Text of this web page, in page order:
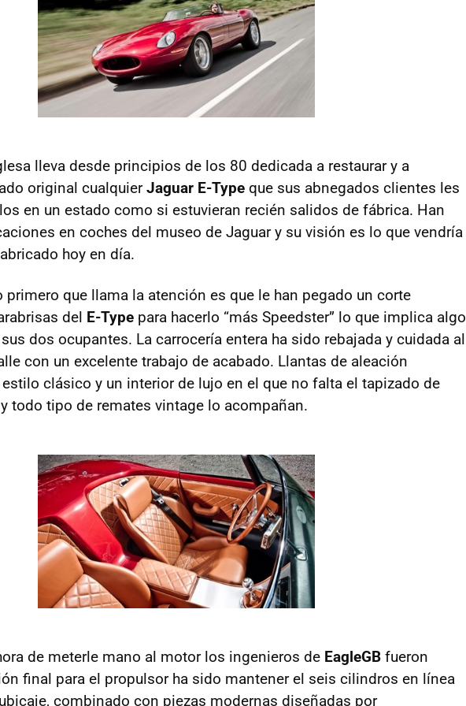
lleva desde principios de los 80 dedicada a restaurar y a
original cualquierJaguar E-Type que sus abnegados clientes les
en un estado como si estuvieran recién salidos de fábrica. Han
en coches del museo de Jaguar y su visión es lo que vendría
hoy en día.
primero que llama la atención es que le han pegado un corte
del E-Type para hacerlo “más Speedster” lo que implica algo
dos ocupantes. La carrocería entera ha sido rebajada y cuidada al
con un excelente trabajo de acabado. Llantas de aleación
clásico y un interior de lujo en el que no falta el tapizado de
todo tipo de remates vintage lo acompañan.
de meterle mano al motor los ingenieros de EagleGB fueron
final para el propulsor ha sido mantener el seis cilindros en línea
combinado con piezas modernas diseñadas por